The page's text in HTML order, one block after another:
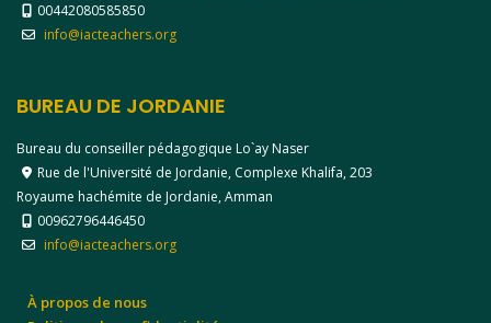
00442080585850
info@iacteachers.org
BUREAU DE JORDANIE
Bureau du conseiller pédagogique Lo`ay Naser
Rue de l'Université de Jordanie, Complexe Khalifa, 203
Royaume hachémite de Jordanie, Amman
00962796446450
info@iacteachers.org
À propos de nous